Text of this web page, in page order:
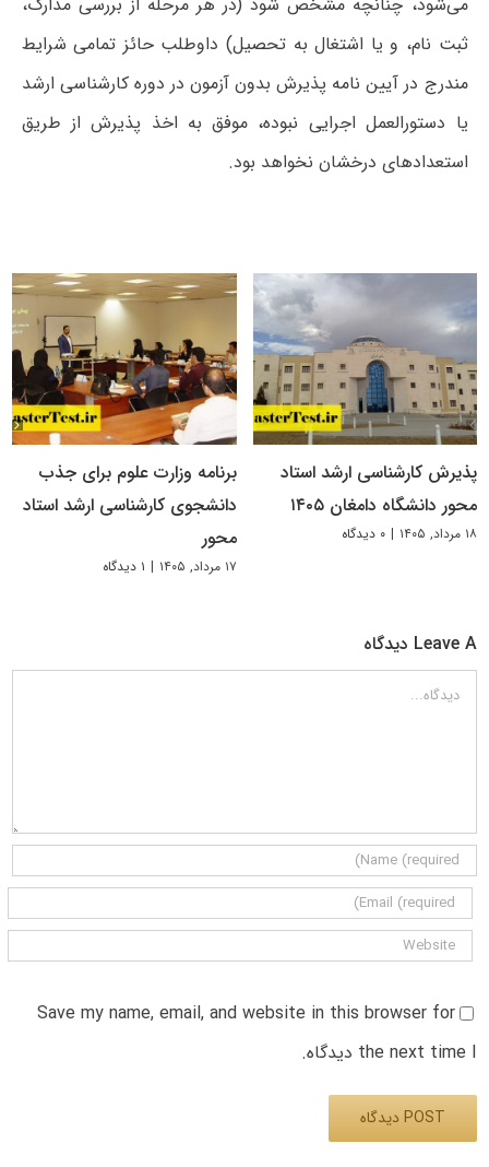
ثبت نام، و یا اشتغال به تحصیل) داوطلب حائز تمامی شرایط
مندرج در آیین نامه پذیرش بدون آزمون در دوره کارشناسی ارشد
یا دستورالعمل اجرایی نبوده، موفق به اخذ پذیرش از طریق
استعدادهای درخشان نخواهد بود.
پذیرش کارشناسی ارشد استاد
محور دانشگاه دامغان ۱۴۰۵
۱۸ مرداد, ۱۴۰۵ | ۰ دیدگاه
برنامه وزارت علوم برای جذب
دانشجوی کارشناسی ارشد استاد
محور
۱۷ مرداد, ۱۴۰۵ | ۱ دیدگاه
Leave A دیدگاه
دیدگاه
Save my name, email, and website in this browser for
the next time I دیدگاه.